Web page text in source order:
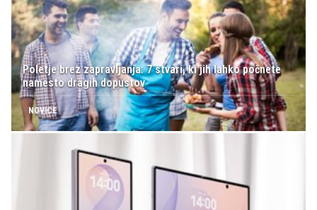
Poletje brez zapravljanja: 7 stvari, ki jih lahko počnete
namesto dragih dopustov
NOVICE